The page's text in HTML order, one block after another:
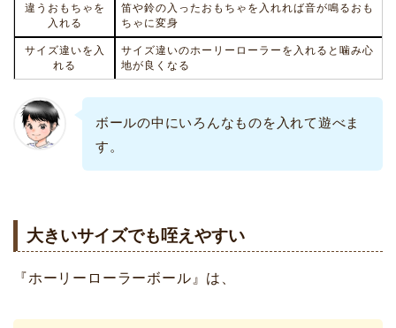
違うおもちゃを
入れる
笛や鈴の入ったおもちゃを入れれば音が鳴るおも
ちゃに変身
サイズ違いを入
れる
サイズ違いのホーリーローラーを入れると噛み心
地が良くなる
ボールの中にいろんなものを入れて遊べま
す。
大きいサイズでも咥えやすい
『ホーリーローラーボール』は、